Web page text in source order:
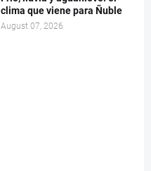
clima que viene para Ñuble
August 07, 2026